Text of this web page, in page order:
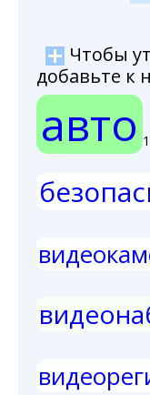
Чтобы
добавьте к
авто